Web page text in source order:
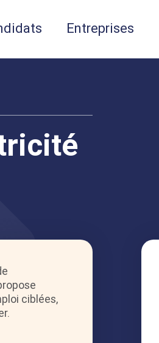
Entreprises
ciblées,